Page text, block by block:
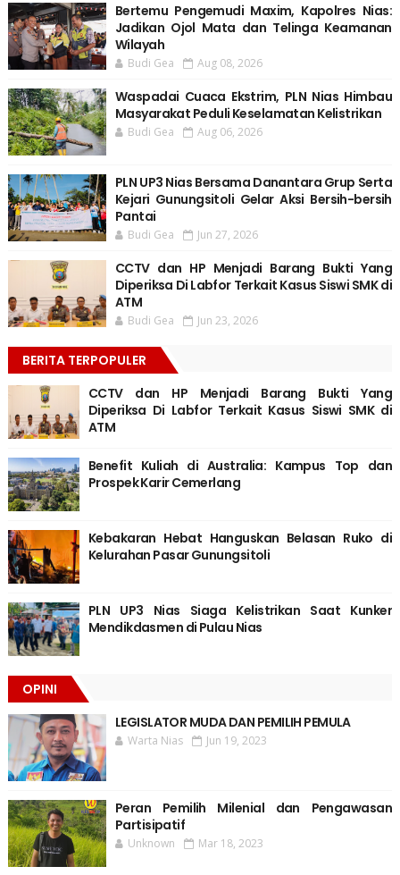
Bertemu Pengemudi Maxim, Kapolres Nias:
Jadikan Ojol Mata dan Telinga Keamanan
Wilayah
Budi Gea Aug 08, 2026
Waspadai Cuaca Ekstrim, PLN Nias Himbau
Masyarakat Peduli Keselamatan Kelistrikan
Budi Gea Aug 06, 2026
PLN UP3 Nias Bersama Danantara Grup Serta
Kejari Gunungsitoli Gelar Aksi Bersih-bersih
Pantai
Budi Gea Jun 27, 2026
CCTV dan HP Menjadi Barang Bukti Yang
Diperiksa Di Labfor Terkait Kasus Siswi SMK di
ATM
Budi Gea Jun 23, 2026
BERITA TERPOPULER
CCTV dan HP Menjadi Barang Bukti Yang
Diperiksa Di Labfor Terkait Kasus Siswi SMK di
ATM
Benefit Kuliah di Australia: Kampus Top dan
Prospek Karir Cemerlang
Kebakaran Hebat Hanguskan Belasan Ruko di
Kelurahan Pasar Gunungsitoli
PLN UP3 Nias Siaga Kelistrikan Saat Kunker
Mendikdasmen di Pulau Nias
OPINI
LEGISLATOR MUDA DAN PEMILIH PEMULA
Warta Nias Jun 19, 2023
Peran Pemilih Milenial dan Pengawasan
Partisipatif
Unknown Mar 18, 2023